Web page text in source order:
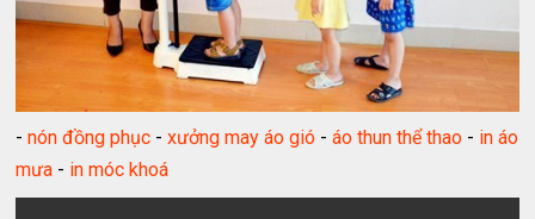
-nón đồng phục -xưởng may áo gió -áo thun thể thao - in áo
mưa - in móc khoá